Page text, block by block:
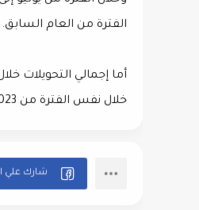
الفترة من العام السابق.
خلال نفس الفترة من 2023، مما يعكس استمرار النمو في تدفقات النقد الأجنبي من العاملين بالخارج.